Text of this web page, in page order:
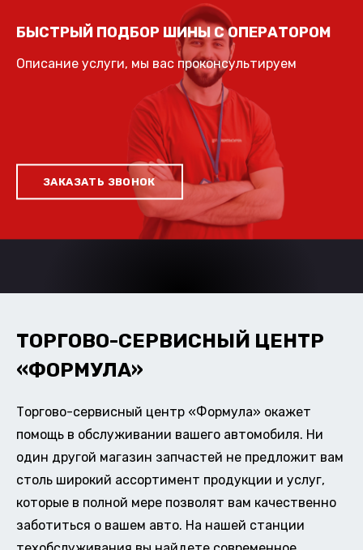
БЫСТРЫЙ ПОДБОР ШИНЫ С ОПЕРАТОРОМ
Описание услуги, мы вас проконсультируем
ЗАКАЗАТЬ ЗВОНОК
ТОРГОВО-СЕРВИСНЫЙ ЦЕНТР
«ФОРМУЛА»
Торгово-сервисный центр «Формула» окажет
помощь в обслуживании вашего автомобиля. Ни
один другой магазин запчастей не предложит вам
столь широкий ассортимент продукции и услуг,
которые в полной мере позволят вам качественно
заботиться о вашем авто. На нашей станции